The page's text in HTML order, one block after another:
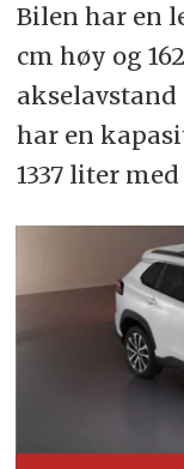
Bilen har en
cm høy og
akselavstand
har en
1337 liter